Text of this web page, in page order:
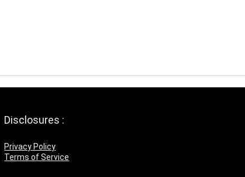
Disclosures :
Privacy Policy
Terms of Service